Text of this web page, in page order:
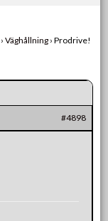
› Väghållning › Prodrive!
#4898